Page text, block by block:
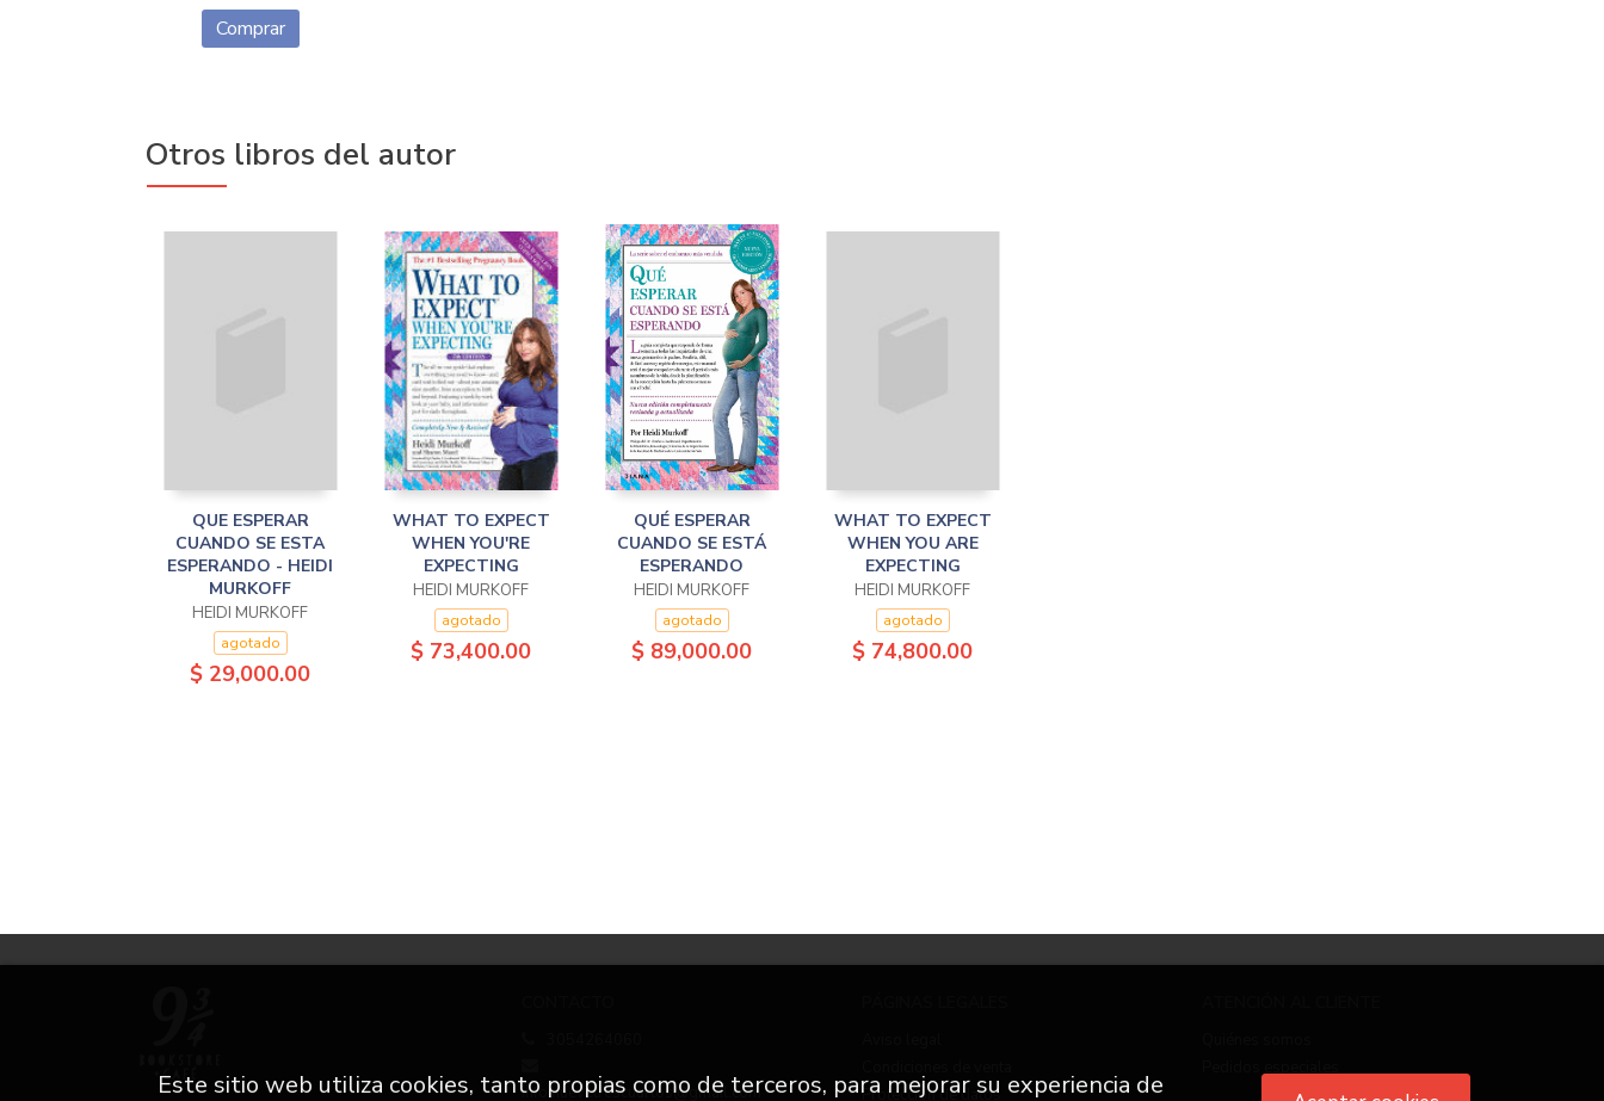
Comprar
Otros libros del autor
QUE ESPERAR
CUANDO SE ESTA
ESPERANDO - HEIDI
MURKOFF
HEIDI MURKOFF
agotado
$ 29,000.00
WHAT TO EXPECT
WHEN YOU'RE
EXPECTING
HEIDI MURKOFF
agotado
$ 73,400.00
QUÉ ESPERAR
CUANDO SE ESTÁ
ESPERANDO
HEIDI MURKOFF
agotado
$ 89,000.00
WHAT TO EXPECT
WHEN YOU ARE
EXPECTING
HEIDI MURKOFF
agotado
$ 74,800.00
info.nuevetrescuartos@gmail.com
Protección de datos
Este sitio web utiliza cookies, tanto propias como de terceros, para mejorar su experiencia de